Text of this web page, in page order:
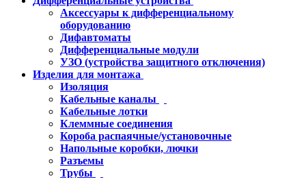
Аксессуары к дифференциальному
оборудованию
Дифавтоматы
Дифференциальные модули
УЗО (устройства защитного отключения)
Изделия для монтажа
Изоляция
Кабельные каналы
Кабельные лотки
Клеммные соединения
Короба распаячные/установочные
Напольные коробки, лючки
Разъемы
Трубы